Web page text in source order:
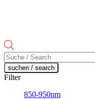
Products
search
suchen / search
Filter
850-950nm